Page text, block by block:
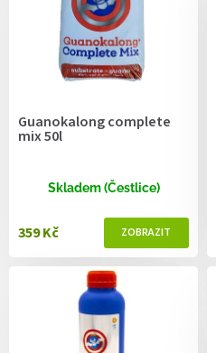
Guanokalong complete
mix 50l
Skladem (Čestlice)
359 Kč